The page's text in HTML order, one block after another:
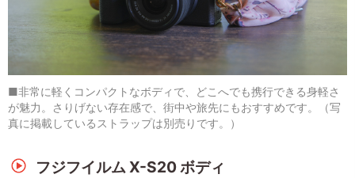
■非常に軽くコンパクトなボディで、どこへでも携行できる身軽さ
が魅力。さりげない存在感で、街中や旅先にもおすすめです。（写
真に掲載しているストラップは別売りです。）
フジフイルム X-S20 ボディ